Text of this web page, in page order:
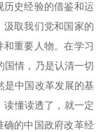
史经验的借鉴和运
汲取我们党和国家的
重要人物。在学习
国情，乃是认清一切
是中国改革发展的基
懂读透了，就一定
确的中国政府改革经